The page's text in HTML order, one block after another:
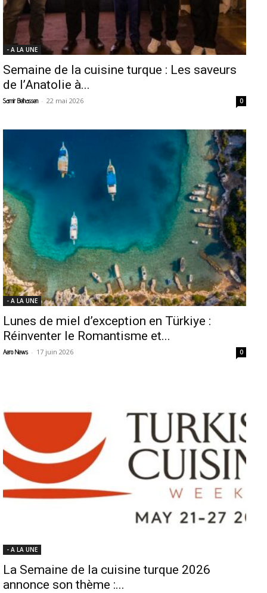
- A LA UNE
Semaine de la cuisine turque : Les saveurs
de l’Anatolie à...
Samir Belhassen - 22 mai 2026 0
- A LA UNE
Lunes de miel d’exception en Türkiye :
Réinventer le Romantisme et...
Aero News - 17 juin 2026 0
- A LA UNE
La Semaine de la cuisine turque 2026
annonce son thème :...